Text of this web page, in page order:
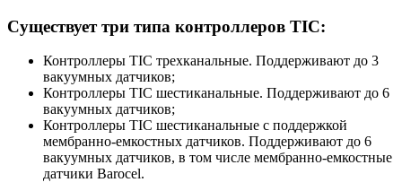
Существует три типа контроллеров TIC:
Контроллеры TIC трехканальные. Поддерживают до 3
вакуумных датчиков;
Контроллеры TIC шестиканальные. Поддерживают до 6
вакуумных датчиков;
Контроллеры TIC шестиканальные с поддержкой
мембранно-емкостных датчиков. Поддерживают до 6
вакуумных датчиков, в том числе мембранно-емкостные
датчики Barocel.